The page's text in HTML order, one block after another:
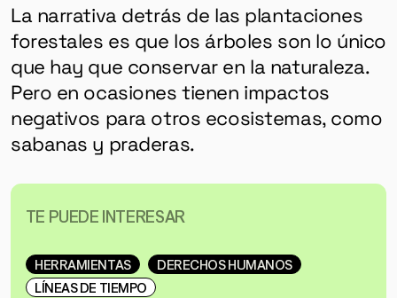
La narrativa detrás de las plantaciones
forestales es que los árboles son lo único
que hay que conservar en la naturaleza.
Pero en ocasiones tienen impactos
negativos para otros ecosistemas, como
sabanas y praderas.
TE PUEDE INTERESAR
HERRAMIENTAS
DERECHOS HUMANOS
LÍNEAS DE TIEMPO